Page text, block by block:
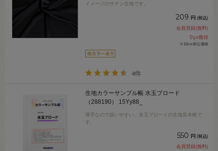
イメージのサテン生地です。
209 円 (税込)
会員登録(無料)
9pt獲得
※10cm単位価格
4件
生地カラーサンプル帳 水玉ブロード
（288190） 15Yy88_
薄手なので扱いやすい、水玉ブロードの生地見本帳で
す。
550 円 (税込)
会員登録(無料)